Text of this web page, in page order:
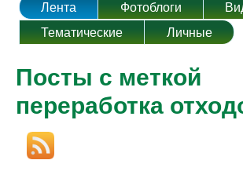
Лента Фотоблоги
Тематические
Личные
Посты с меткой
переработка